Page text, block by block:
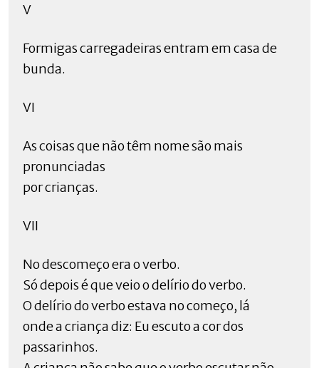
V
Formigas carregadeiras entram em casa de
bunda.
VI
As coisas que não têm nome são mais
pronunciadas
por crianças.
VII
No descomeço era o verbo.
Só depois é que veio o delírio do verbo.
O delírio do verbo estava no começo, lá
onde a criança diz: Eu escuto a cor dos
passarinhos.